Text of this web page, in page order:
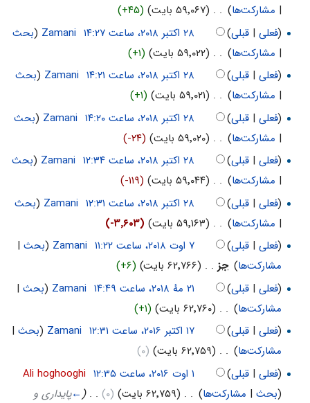
| مشارکت‌ها)
. . (۵۹٬۰۶۷ بایت)
(+۴۵)
(فعلی| قبلی)
‏
Zamani
(بحث
| مشارکت‌ها)
. . (۵۹٬۰۲۲ بایت)
(+۱)
(فعلی| قبلی)
‏
Zamani
(بحث
| مشارکت‌ها)
. . (۵۹٬۰۲۱ بایت)
(+۱)
(فعلی| قبلی)
‏
Zamani
(بحث
| مشارکت‌ها)
. . (۵۹٬۰۲۰ بایت)
(-۲۴)
(فعلی| قبلی)
‏
Zamani
(بحث
| مشارکت‌ها)
. . (۵۹٬۰۴۴ بایت)
(-۱۱۹)
(فعلی| قبلی)
‏
Zamani
(بحث
| مشارکت‌ها)
. . (۵۹٬۱۶۳ بایت)
(-۳٬۶۰۳)
(فعلی| قبلی)
‏
Zamani
(بحث|
مشارکت‌ها)
‏جز . . (۶۲٬۷۶۶ بایت)
(+۶)
(فعلی| قبلی)
‏
Zamani
(بحث|
مشارکت‌ها)
. . (۶۲٬۷۶۰ بایت)
(+۱)
(فعلی| قبلی)
‏
Zamani
(بحث|
مشارکت‌ها)
. . (۶۲٬۷۵۹ بایت)
(۰)
(فعلی| قبلی)
‏
Ali hoghooghi
(بحث| مشارکت‌ها)
. . (۶۲٬۷۵۹ بایت) (۰) . .
(
←پایداری و